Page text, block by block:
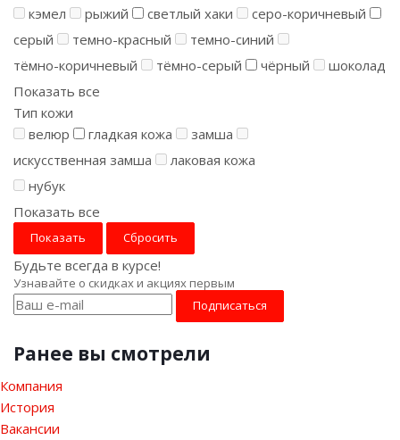
кэмел
рыжий светлый хаки
серо-коричневый
серый
темно-красный
темно-синий
тёмно-коричневый
тёмно-серый чёрный
шоколад
Показать все
Тип кожи
велюр
гладкая кожа
замша
искусственная замша
лаковая кожа
нубук
Показать все
Сбросить
Будьте всегда в курсе!
Узнавайте о скидках и акциях первым
Ранее вы смотрели
Компания
История
Вакансии